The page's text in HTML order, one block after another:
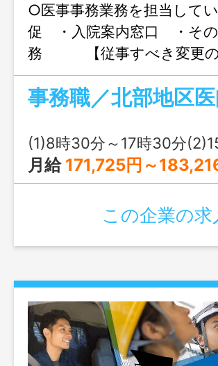
○医事事務業務を担当して
促 ・入院案内窓口 ・その
務 【従事すべき変更の
事務職／北部地区
(1)8時30分～17時30分(2)15時
月給 171,725円～
この企業の